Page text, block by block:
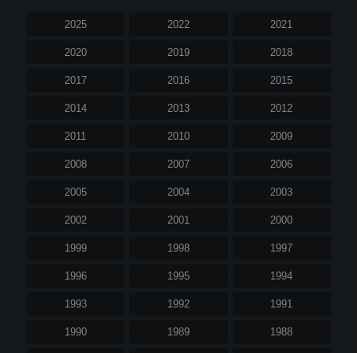
2025 2022 2021
2020 2019 2018
2017 2016 2015
2014 2013 2012
2011 2010 2009
2008 2007 2006
2005 2004 2003
2002 2001 2000
1999 1998 1997
1996 1995 1994
1993 1992 1991
1990 1989 1988